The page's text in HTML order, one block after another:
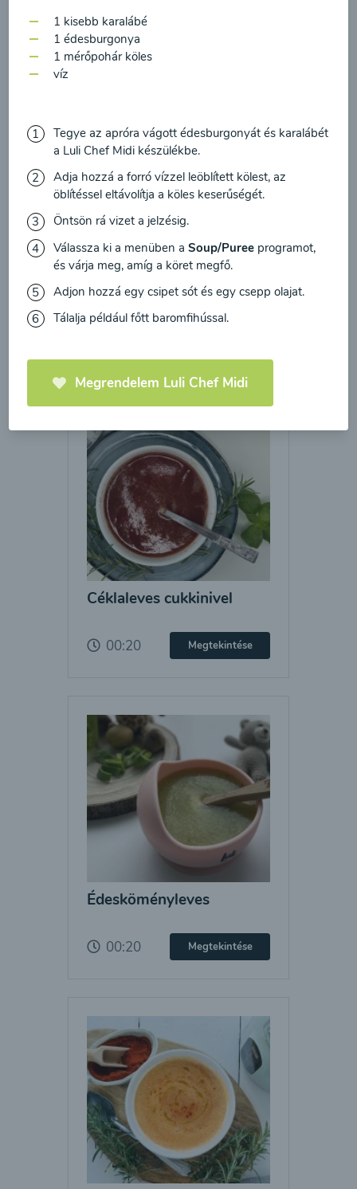
Cékla leves
sárgarépával
Céklaleves cukkinivel
00:20 Megtekintése
Édesköményleves
00:20 Megtekintése
1 kisebb karalábé
1 édesburgonya
1 mérőpohár köles
víz
Tegye az apróra vágott édesburgonyát és karalábét
a Luli Chef Midi készülékbe.
Adja hozzá a forró vízzel leöblített kölest, az
öblítéssel eltávolítja a köles keserűségét.
Öntsön rá vizet a jelzésig.
Válassza ki a menüben aSoup/Puree programot,
és várja meg, amíg a köret megfő.
Adjon hozzá egy csipet sót és egy csepp olajat.
Tálalja például főtt baromfihússal.
Megrendelem Luli Chef Midi
megerősítem, hogy elolvastam
irányelveketés egyetértek velük.